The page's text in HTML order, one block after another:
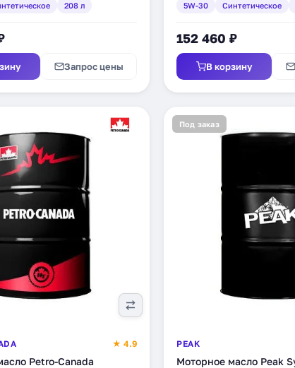
208 л
Запрос цены
5W-30 Синтетическое
152 460 ₽
В корзину
★ 4.9
Petro-Canada
Под заказ
PEAK
Моторное масло Peak